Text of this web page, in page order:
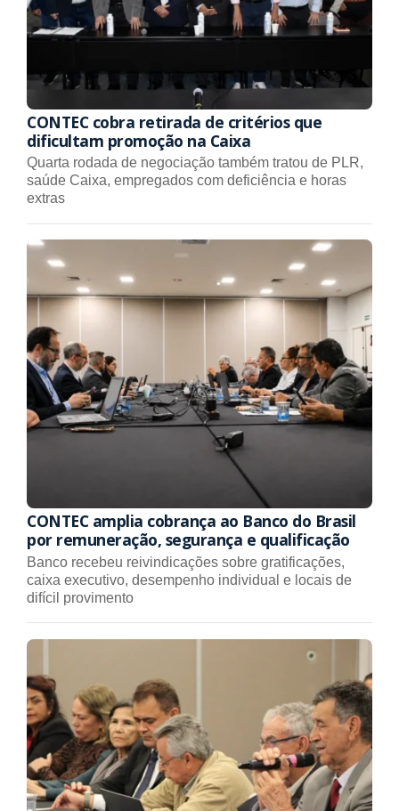
CONTEC cobra retirada de critérios que
dificultam promoção na Caixa
Quarta rodada de negociação também tratou de PLR,
saúde Caixa, empregados com deficiência e horas
extras
CONTEC amplia cobrança ao Banco do Brasil
por remuneração, segurança e qualificação
Banco recebeu reivindicações sobre gratificações,
caixa executivo, desempenho individual e locais de
difícil provimento